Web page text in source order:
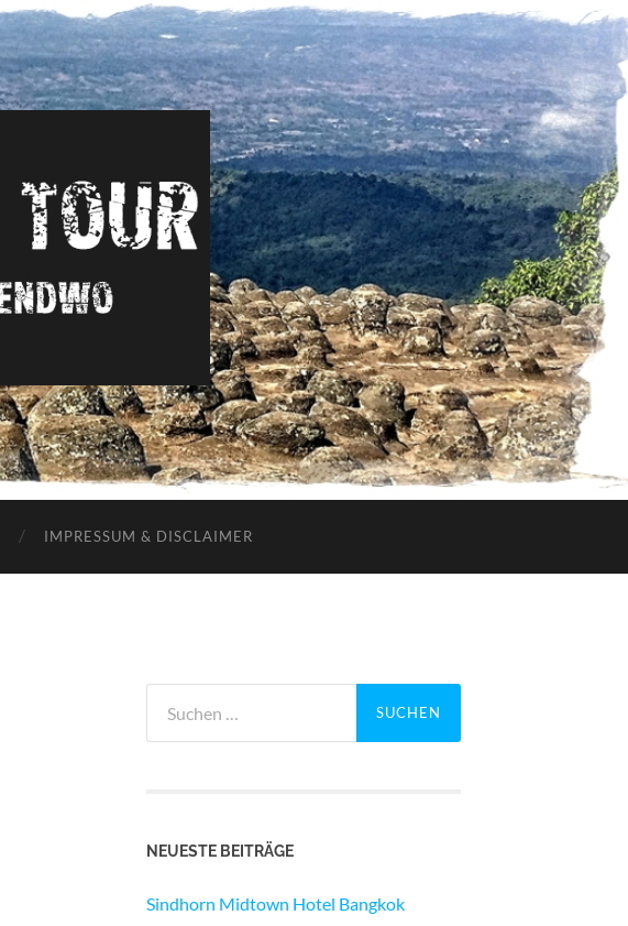
IMPRESSUM & DISCLAIMER
nach:
NEUESTE BEITRÄGE
Sindhorn Midtown Hotel Bangkok